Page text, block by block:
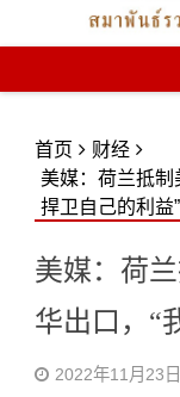
首页
财经
美媒：荷兰抵制
捍卫自己的利益”
美媒：荷
华出口，“
2022年11月23日